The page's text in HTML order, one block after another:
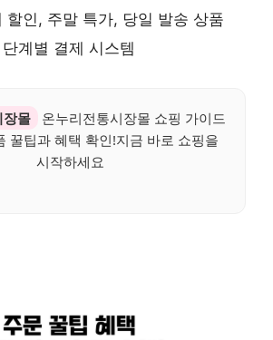
할인, 주말 특가, 당일 발송 상품
계별 결제 시스템
장몰
온누리전통시장몰 쇼핑 가이드
꿀팁과 혜택 확인!지금 바로 쇼핑을
시작하세요